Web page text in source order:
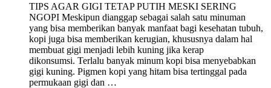
TIPS AGAR GIGI TETAP PUTIH MESKI SERING
NGOPI Meskipun dianggap sebagai salah satu minuman
yang bisa memberikan banyak manfaat bagi kesehatan tubuh,
kopi juga bisa memberikan kerugian, khususnya dalam hal
membuat gigi menjadi lebih kuning jika kerap
dikonsumsi. Terlalu banyak minum kopi bisa menyebabkan
gigi kuning. Pigmen kopi yang hitam bisa tertinggal pada
permukaan gigi dan …